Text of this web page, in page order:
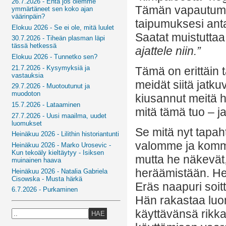
ymmärtäneet sen koko ajan
väärinpäin?
Elokuu 2026 - Se ei ole, mitä luulet
30.7.2026 - Tiheän plasman läpi
tässä hetkessä
Elokuu 2026 - Tunnetko sen?
21.7.2026 - Kysymyksiä ja
vastauksia
29.7.2026 - Muotoutunut ja
muodoton
15.7.2026 - Lataaminen
27.7.2026 - Uusi maailma, uudet
luomukset
Heinäkuu 2026 - Lilithin historiantunti
Heinäkuu 2026 - Marko Urosevic -
Kun tekoäly kieltäytyy - Isiksen
muinainen haava
Heinäkuu 2026 - Natalia Gabriela
Cisowska - Musta härkä
6.7.2026 - Purkaminen
HAE
Tämän
taipumuksesi
Saatat
ajattele niin.”
Tämä on erittäin
meidät siitä
kiusannut meitä
mitä tämä tuo –
Se mitä nyt
valomme ja
mutta he
heräämistään.
Eräs naapuri
Hän rakastaa
käyttävänsä